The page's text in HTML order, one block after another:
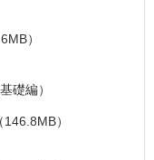
）
編）
）